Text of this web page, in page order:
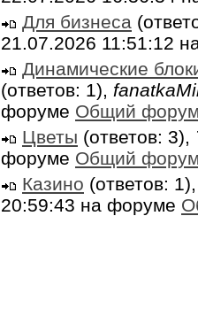
Для бизнеса
21.07.2026 11:51:12
Динамические
(ответов: 1),
форуме Общий
Цветы (ответов: 3),
форуме Общий
Казино (ответов:
20:59:43 на форуме